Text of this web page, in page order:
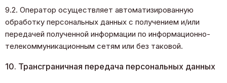
9.2. Оператор осуществляет автоматизированную
обработку персональных данных с получением и/или
передачей полученной информации по информационно-
телекоммуникационным сетям или без таковой.
10. Трансграничная передача персональных данных